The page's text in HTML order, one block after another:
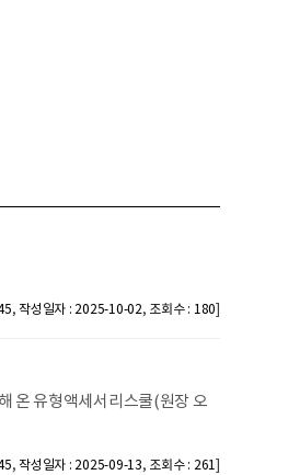
, 작성일자 : 2025-10-02, 조회수 : 180
온 유형액세서리스쿨(원장 오
, 작성일자 : 2025-09-13, 조회수 : 261